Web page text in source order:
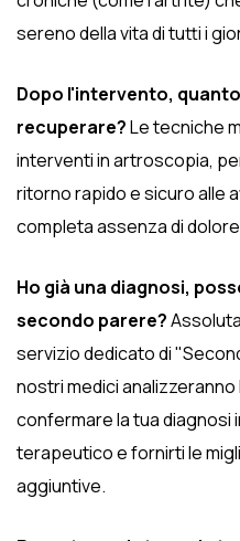
sereno della vita di tutti i
Dopo l'intervento,
recuperare?Le tecniche
interventi in artroscopia,
ritorno rapido e sicuro alle
completa assenza di
Ho già una diagnosi,
secondo parere?
servizio dedicato di
nostri medici
confermare la tua diagnosi
terapeutico e fornirti le
aggiuntive.